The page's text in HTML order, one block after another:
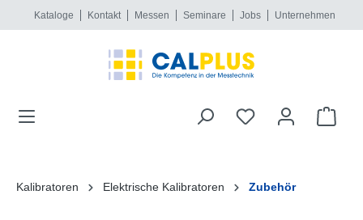
springen
Kataloge Kontakt Messen Seminare Jobs Unternehmen
Kalibratoren Elektrische Kalibratoren Zubehör